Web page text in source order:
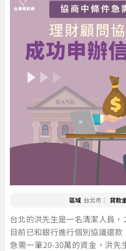
區域 台北市｜ 貸款
台北的洪先生是一名清潔人員，
目前已和銀行進行個別協議還
急需一筆20-30萬的資金，洪先